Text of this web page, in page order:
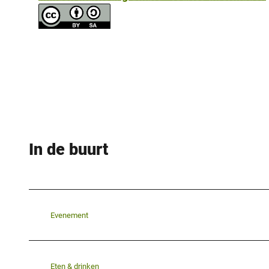
In de buurt
Evenement
Eten & drinken